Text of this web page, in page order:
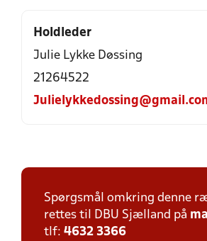
Holdleder
Julie Lykke Døssing
21264522
Spørgsmål omkring denne
rettes til DBU Sjælland på
tlf: 4632 3366